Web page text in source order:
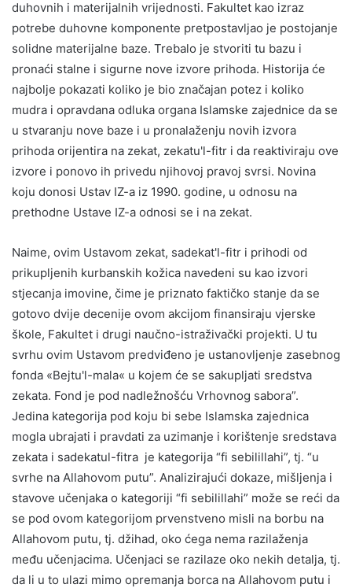
duhovnih i materijalnih vrijednosti. Fakultet kao izraz
potrebe duhovne komponente pretpostavljao je postojanje
solidne materijalne baze. Trebalo je stvoriti tu bazu i
pronaći stalne i sigurne nove izvore prihoda. Historija će
najbolje pokazati koliko je bio značajan potez i koliko
mudra i opravdana odluka organa Islamske zajednice da se
u stvaranju nove baze i u pronalaženju novih izvora
prihoda orijentira na zekat, zekatu'l-fitr i da reaktiviraju ove
izvore i ponovo ih privedu njihovoj pravoj svrsi. Novina
koju donosi Ustav IZ-a iz 1990. godine, u odnosu na
prethodne Ustave IZ-a odnosi se i na zekat.
Naime, ovim Ustavom zekat, sadekat'l-fitr i prihodi od
prikupljenih kurbanskih kožica navedeni su kao izvori
stjecanja imovine, čime je priznato faktičko stanje da se
gotovo dvije decenije ovom akcijom finansiraju vjerske
škole, Fakultet i drugi naučno-istraživački projekti. U tu
svrhu ovim Ustavom predviđeno je ustanovljenje zasebnog
fonda «Bejtu'l-mala« u kojem će se sakupljati sredstva
zekata. Fond je pod nadležnošću Vrhovnog sabora”.
Jedina kategorija pod koju bi sebe Islamska zajednica
mogla ubrajati i pravdati za uzimanje i korištenje sredstava
zekata i sadekatul-fitra je kategorija “fi sebilillahi”, tj. “u
svrhe na Allahovom putu”. Analizirajući dokaze, mišljenja i
stavove učenjaka o kategoriji “fi sebilillahi” može se reći da
se pod ovom kategorijom prvenstveno misli na borbu na
Allahovom putu, tj. džihad, oko ćega nema razilaženja
među učenjacima. Učenjaci se razilaze oko nekih detalja, tj.
da li u to ulazi mimo opremanja borca na Allahovom putu i